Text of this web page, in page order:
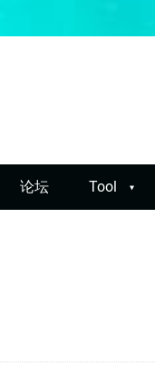
论坛 Tool